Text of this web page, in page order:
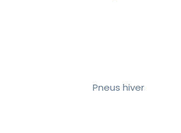
Pneus hiver